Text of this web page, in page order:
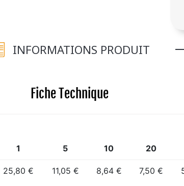
INFORMATIONS PRODUIT
Fiche Technique
1 5 10 20
25,80 € 11,05 € 8,64 € 7,50 €